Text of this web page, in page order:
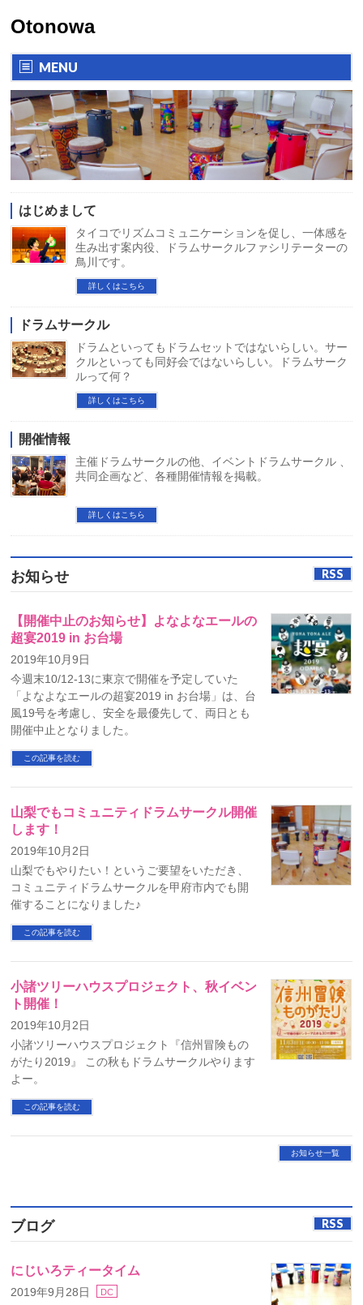
Otonowa
MENU
はじめまして
タイコでリズムコミュニケーションを促し、一体感を
生み出す案内役、ドラムサークルファシリテーターの
鳥川です。
詳しくはこちら
ドラムサークル
ドラムといってもドラムセットではないらしい。サー
クルといっても同好会ではないらしい。ドラムサーク
ルって何？
詳しくはこちら
開催情報
主催ドラムサークルの他、イベントドラムサークル 、
共同企画など、各種開催情報を掲載。
詳しくはこちら
お知らせ RSS
【開催中止のお知らせ】よなよなエールの
超宴2019 in お台場
2019年10月9日
今週末10/12-13に東京で開催を予定していた
「よなよなエールの超宴2019 in お台場」は、台
風19号を考慮し、安全を最優先して、両日とも
開催中止となりました。
この記事を読む
山梨でもコミュニティドラムサークル開催
します！
2019年10月2日
山梨でもやりたい！というご要望をいただき、
コミュニティドラムサークルを甲府市内でも開
催することになりました♪
この記事を読む
小諸ツリーハウスプロジェクト、秋イベン
ト開催！
2019年10月2日
小諸ツリーハウスプロジェクト『信州冒険もの
がたり2019』 この秋もドラムサークルやります
よー。
この記事を読む
お知らせ一覧
ブログ RSS
にじいろティータイム
2019年9月28日 DC